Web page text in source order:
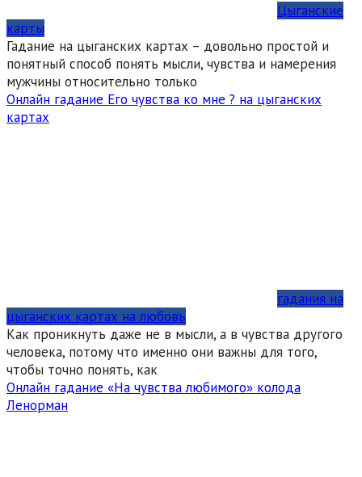
Цыганские
карты
Гадание на цыганских картах – довольно простой и
понятный способ понять мысли, чувства и намерения
мужчины относительно только
Онлайн гадание Его чувства ко мне ? на цыганских
картах
гадания на
цыганских картах на любовь
Как проникнуть даже не в мысли, а в чувства другого
человека, потому что именно они важны для того,
чтобы точно понять, как
Онлайн гадание «На чувства любимого» колода
Ленорман